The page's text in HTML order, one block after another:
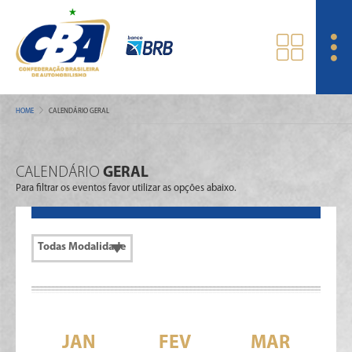
HOME CALENDÁRIO GERAL
CALENDÁRIO GERAL
Para filtrar os eventos favor utilizar as opções abaixo.
JAN FEV
MAR